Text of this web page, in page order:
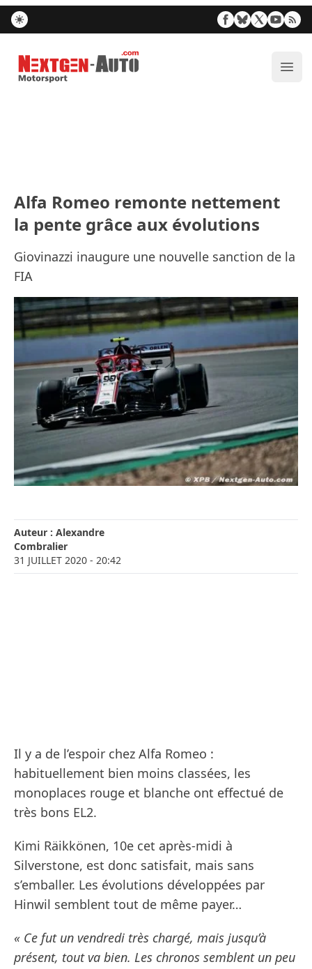
Nextgen-Auto.com
Alfa Romeo remonte nettement
la pente grâce aux évolutions
Giovinazzi inaugure une nouvelle sanction de la
FIA
Auteur : Alexandre
Combralier
31 JUILLET 2020 - 20:42
Il y a de l’espoir chez Alfa Romeo :
habituellement bien moins classées, les
monoplaces rouge et blanche ont effectué de
très bons EL2.
Kimi Räikkönen, 10e cet après-midi à
Silverstone, est donc satisfait, mais sans
s’emballer. Les évolutions développées par
Hinwil semblent tout de même payer…
« Ce fut un vendredi très chargé, mais jusqu’à
présent, tout va bien. Les chronos semblent un peu